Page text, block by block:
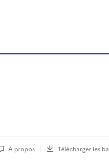
À propos Télécharger les